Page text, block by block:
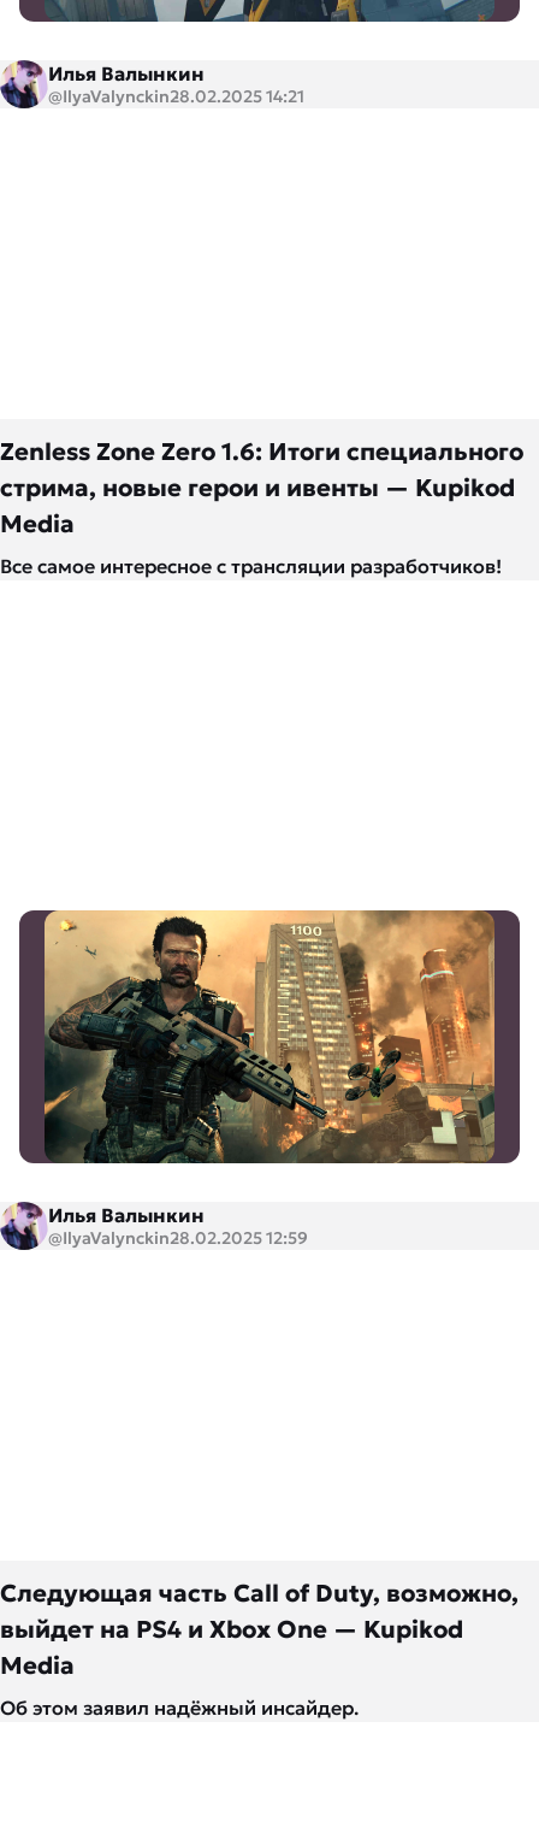
Zenless Zone Zero 1.6: Итоги специального
стрима, новые герои и ивенты — Kupikod
Media
Все самое интересное с трансляции разработчиков!
Илья Валынкин
@IlyaValynckin28.02.2025 14:21
Следующая часть Call of Duty, возможно,
выйдет на PS4 и Xbox One — Kupikod
Media
Об этом заявил надёжный инсайдер.
Илья Валынкин
@IlyaValynckin28.02.2025 12:59